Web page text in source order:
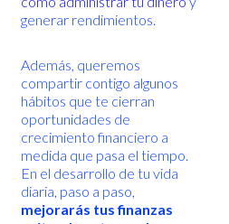
generar rendimientos.
Además, queremos
compartir contigo algunos
hábitos que te cierran
oportunidades de
crecimiento financiero a
medida que pasa el tiempo.
En el desarrollo de tu vida
diaria, paso a paso,
mejorarás tus finanzas